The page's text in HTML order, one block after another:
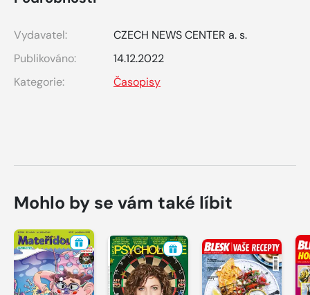
Vydavatel:
CZECH NEWS CENTER a. s.
Publikováno:
14.12.2022
Kategorie:
Časopisy
Mohlo by se vám také líbit